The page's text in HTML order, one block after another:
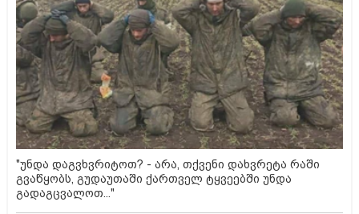
"უნდა დაგვხვრიტოთ? - არა, თქვენი დახვრეტა რაში
გვაწყობს, გუდაუთაში ქართველ ტყვეებში უნდა
გადაგცვალოთ..."